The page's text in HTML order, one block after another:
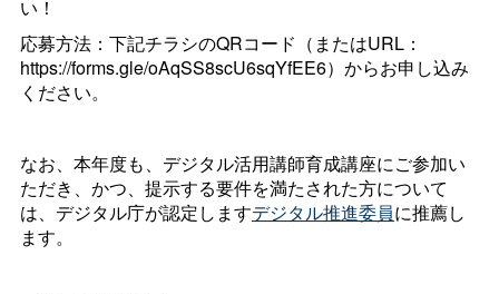
い！
応募方法：下記チラシのQRコード（またはURL：
https://forms.gle/oAqSS8scU6sqYfEE6）からお申し込み
ください。
なお、本年度も、デジタル活用講師育成講座にご参加い
ただき、かつ、提示する要件を満たされた方について
は、デジタル庁が認定しますデジタル推進委員に推薦し
ます。